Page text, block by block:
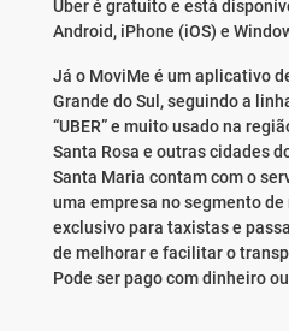
Uber é gratuito e está
Android, iPhone (iOS) e
Já o MoviMe é um aplicativo
Grande do Sul, seguindo a
“UBER” e muito usado na
Santa Rosa e outras cidades
Santa Maria contam com o
uma empresa no segmento
exclusivo para taxistas e
de melhorar e facilitar o
Pode ser pago com dinheiro